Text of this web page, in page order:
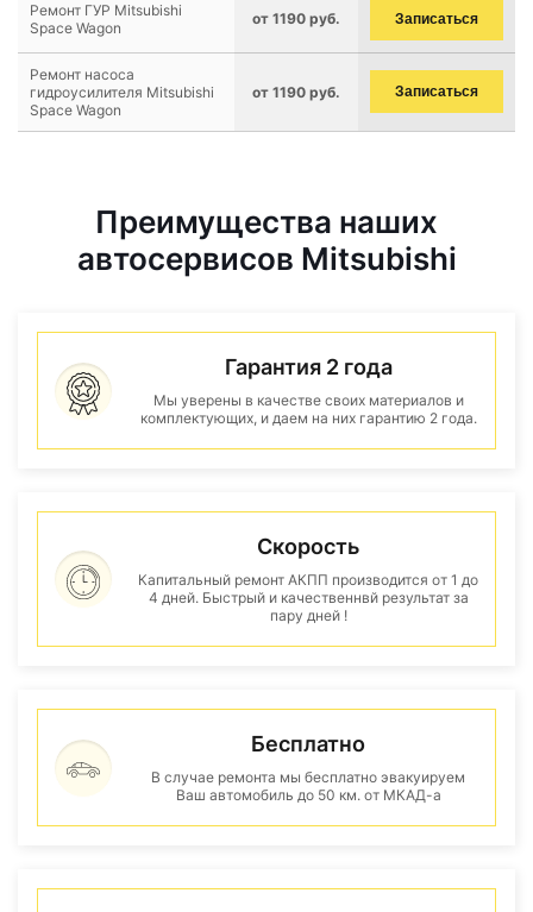
Ремонт ГУР Mitsubishi
Space Wagon
от 1190 руб. Записаться
Ремонт насоса
гидроусилителя Mitsubishi
Space Wagon
от 1190 руб. Записаться
Преимущества наших
автосервисов Mitsubishi
Гарантия 2 года
Мы уверены в качестве своих материалов и
комплектующих, и даем на них гарантию 2 года.
Скорость
Капитальный ремонт АКПП производится от 1 до
4 дней. Быстрый и качественнвй результат за
пару дней !
Бесплатно
В случае ремонта мы бесплатно эвакуируем
Ваш автомобиль до 50 км. от МКАД-а